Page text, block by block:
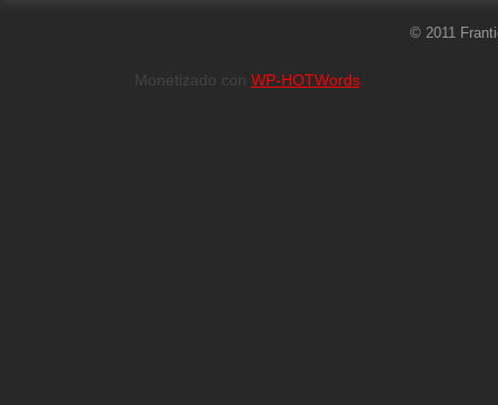
© 2011
Monetizado con WP-HOTWords.